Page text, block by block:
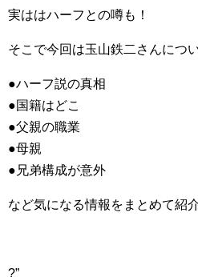
実ははハーフとの噂も！
そこで今回は玉山鉄二さんについ
●ハーフ説の真相
●国籍はどこ
●父親の職業
●母親
●兄弟構成が意外
など気になる情報をまとめて紹
?”